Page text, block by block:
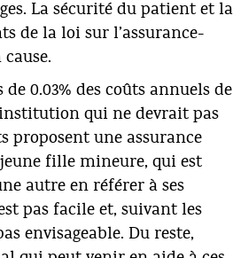
La sécurité du patient et la
de la loi sur l’assurance-
0.03% des coûts annuels de
qui ne devrait pas
proposent une assurance
fille mineure, qui est
autre en référer à ses
pas facile et, suivant les
envisageable. Du reste,